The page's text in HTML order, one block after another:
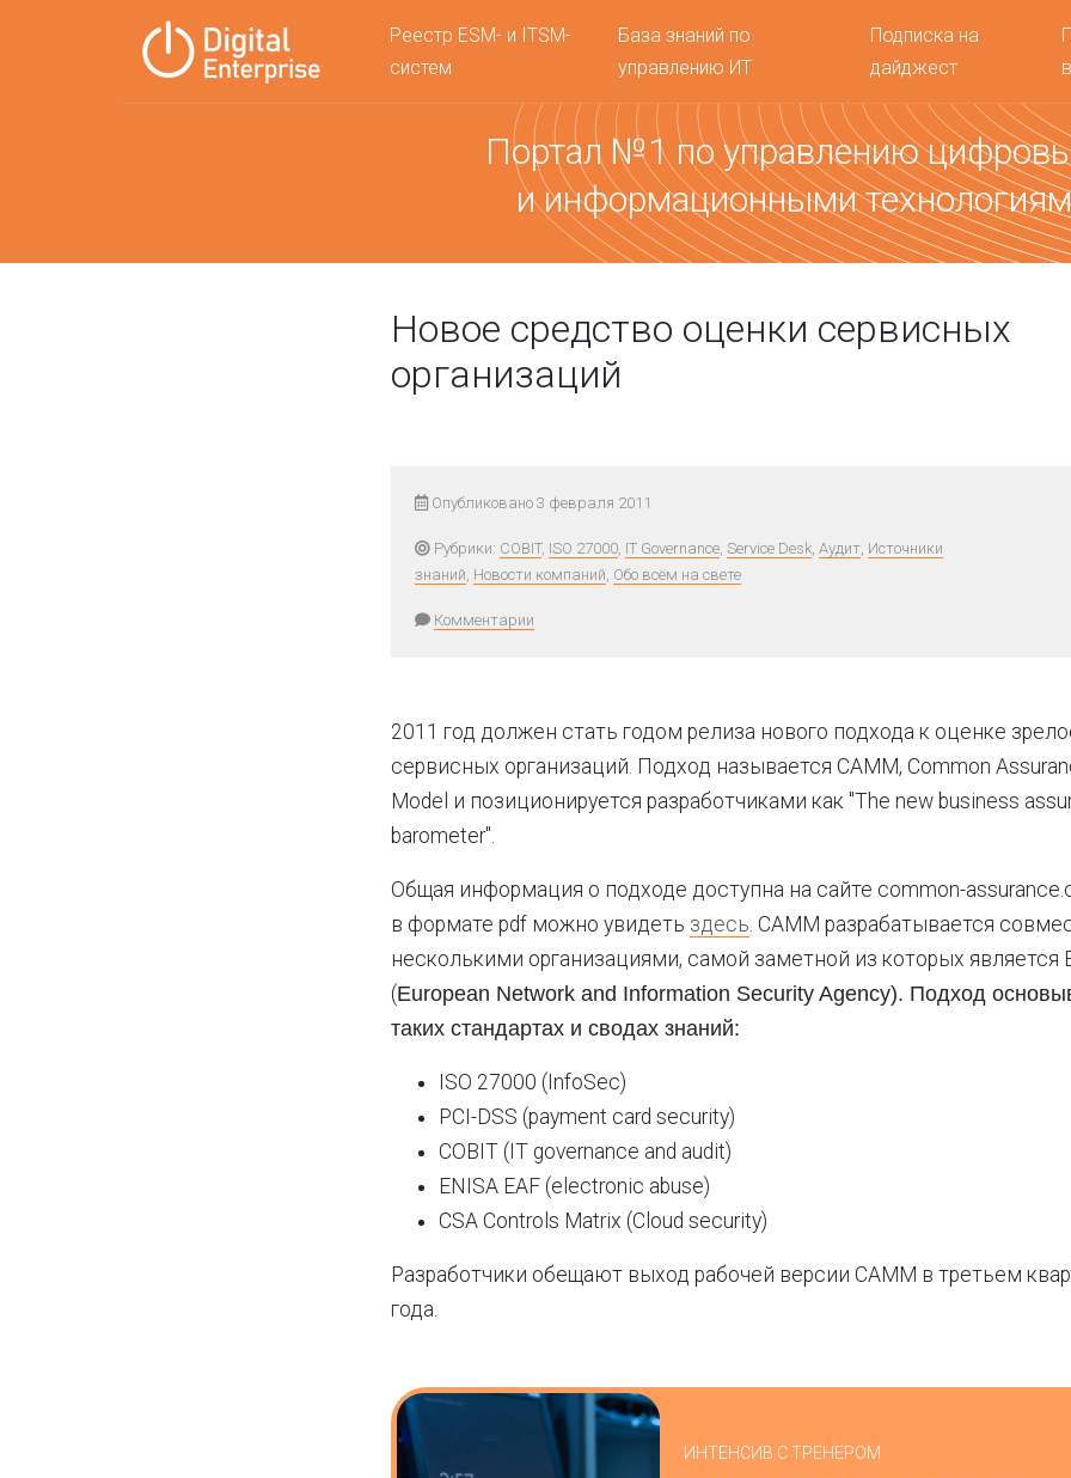
Реестр ESM- и ITSM-
систем
База знаний по
управлению ИТ
Подписка на
дайджест
Портал №1 по управлению
и информационными
Новое средство оценки сервисных
организаций
Опубликовано 3 февраля 2011
Рубрики: COBIT, ISO 27000, IT Governance, Service Desk, Аудит, Источники
знаний, Новости компаний, Обо всём на свете
Комментарии
2011 год должен стать годом релиза нового подхода к оценке
сервисных организаций. Подход называется CAMM, Common
Model и позиционируется разработчиками как "The new business
barometer".
Общая информация о подходе доступна на сайте common-
в формате pdf можно увидеть здесь. CAMM разрабатывается
несколькими организациями, самой заметной из которых является
(European Network and Information Security Agency). Подход
таких стандартах и сводах знаний:
ISO 27000 (InfoSec)
PCI-DSS (payment card security)
COBIT (IT governance and audit)
ENISA EAF (electronic abuse)
CSA Controls Matrix (Cloud security)
Разработчики обещают выход рабочей версии CAMM в третьем
года.
ИНТЕНСИВ С ТРЕНЕРОМ